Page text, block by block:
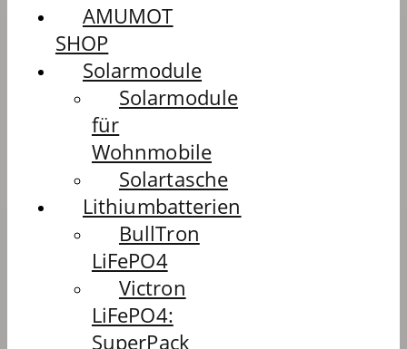
AMUMOT
SHOP
Solarmodule
Solarmodule
für
Wohnmobile
Solartasche
Lithiumbatterien
BullTron
LiFePO4
Victron
LiFePO4:
SuperPack